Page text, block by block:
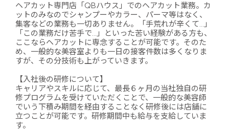
ヘアカット専門店「QBハウス」でのヘアカット業務。カ
ットのみなのでシャンプーやカラー、パーマ等はなく、
集客などの業務も一切ありません。「手荒れが辛くて…」
「この業務だけ苦手で…」といった苦い経験がある方も、
ここならヘアカットに専念することが可能です。そのた
め、一般的な美容室よりも一日の接客件数は多くなりま
すが、その分技術も上がっていきます。
【入社後の研修について】
キャリアやスキルに応じて、最長６ヶ月の当社独自の研
修プログラムを受けていただくことで、一般的な美容師
でいう下積み期間を経由することなく研修後には店舗に
立つことが可能です。研修期間中も給与を支給していま
す。